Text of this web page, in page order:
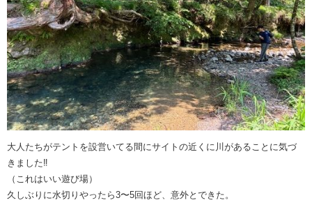
大人たちがテントを設営いてる間にサイトの近くに川があることに気づ
きました‼️
（これはいい遊び場）
久しぶりに水切りやったら3〜5回ほど、意外とできた。